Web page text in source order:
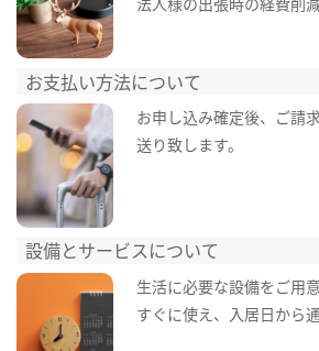
お支払い方法について
お申し込み確定後、ご請
送り致します。
設備とサービスについて
生活に必要な設備をご用
すぐに使え、入居日から